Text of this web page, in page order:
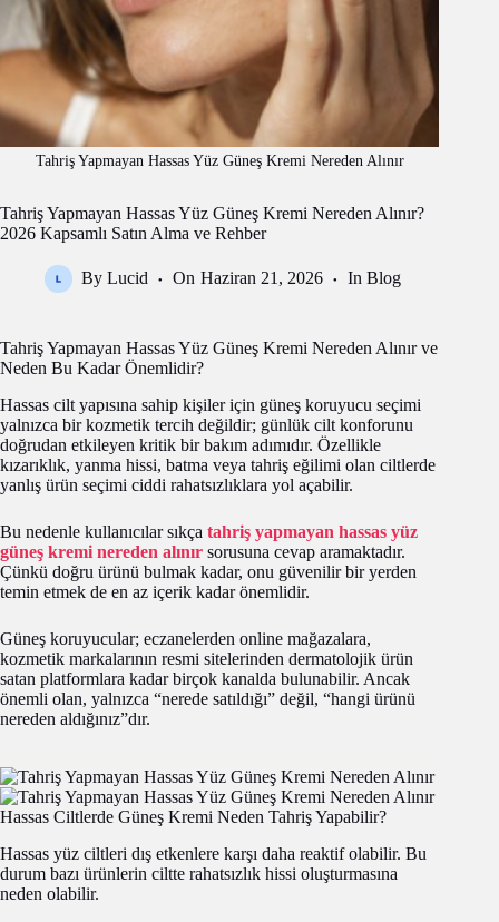
Tahriş Yapmayan Hassas Yüz Güneş Kremi Nereden Alınır
Tahriş Yapmayan Hassas Yüz Güneş Kremi Nereden Alınır?
2026 Kapsamlı Satın Alma ve Rehber
By Lucid On Haziran 21, 2026 In Blog
Tahriş Yapmayan Hassas Yüz Güneş Kremi Nereden Alınır ve
Neden Bu Kadar Önemlidir?
Hassas cilt yapısına sahip kişiler için güneş koruyucu seçimi
yalnızca bir kozmetik tercih değildir; günlük cilt konforunu
doğrudan etkileyen kritik bir bakım adımıdır. Özellikle
kızarıklık, yanma hissi, batma veya tahriş eğilimi olan ciltlerde
yanlış ürün seçimi ciddi rahatsızlıklara yol açabilir.
Bu nedenle kullanıcılar sıkça tahriş yapmayan hassas yüz
güneş kremi nereden alınır sorusuna cevap aramaktadır.
Çünkü doğru ürünü bulmak kadar, onu güvenilir bir yerden
temin etmek de en az içerik kadar önemlidir.
Güneş koruyucular; eczanelerden online mağazalara,
kozmetik markalarının resmi sitelerinden dermatolojik ürün
satan platformlara kadar birçok kanalda bulunabilir. Ancak
önemli olan, yalnızca “nerede satıldığı” değil, “hangi ürünü
nereden aldığınız”dır.
Hassas Ciltlerde Güneş Kremi Neden Tahriş Yapabilir?
Hassas yüz ciltleri dış etkenlere karşı daha reaktif olabilir. Bu
durum bazı ürünlerin ciltte rahatsızlık hissi oluşturmasına
neden olabilir.